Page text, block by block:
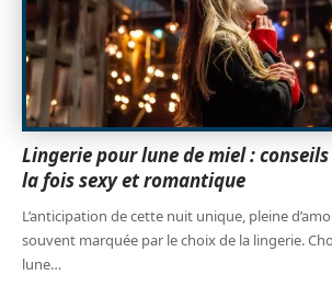
Lingerie pour lune de miel :
la fois sexy et romantique
L’anticipation de cette nuit unique, pleine
souvent marquée par le choix de la lingerie.
lune…